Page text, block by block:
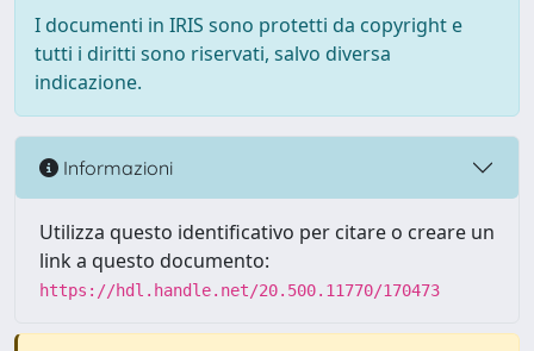
I documenti in IRIS sono protetti da copyright e
tutti i diritti sono riservati, salvo diversa
indicazione.
Informazioni
Utilizza questo identificativo per citare o creare un
link a questo documento:
https://hdl.handle.net/20.500.11770/170473